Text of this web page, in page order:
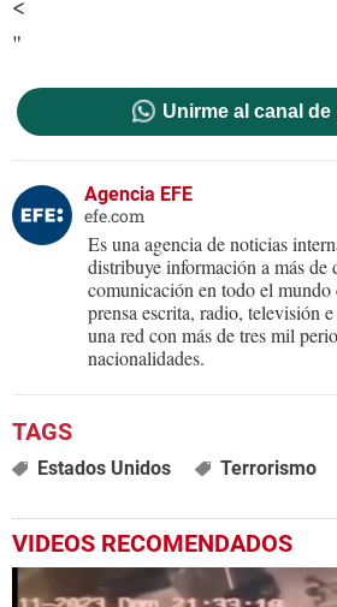
"
Unirme al canal
Agencia EFE
efe.com
Es una agencia de noticias
distribuye información a más de
comunicación en todo el mundo
prensa escrita, radio, televisión
una red con más de tres mil
nacionalidades.
Estados Unidos Terrorismo
VIDEOS RECOMENDADOS